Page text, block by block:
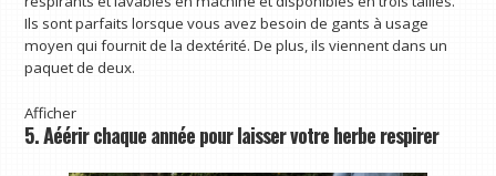
Ils sont parfaits lorsque vous avez besoin de gants à usage
moyen qui fournit de la dextérité. De plus, ils viennent dans un
paquet de deux.
Afficher
5. Aéérir chaque année pour laisser votre herbe respirer